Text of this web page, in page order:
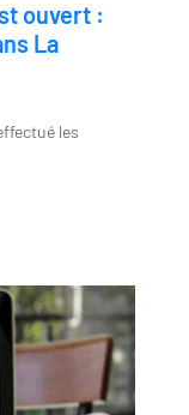
ouvert :
La
les